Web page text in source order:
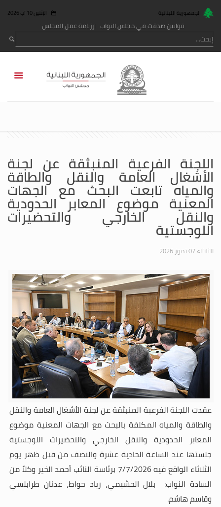
الجمهورية اللبنانية الإثنين 10 آب 2026
قوانين صدقت في مجلس النواب رزنامة عمل المجلس
اللجنة الفرعية المنبثقة عن لجنة
الأشغال العامة والنقل والطاقة
والمياه تابعت البحث مع الجهات
المعنية موضوع المعابر الحدودية
والنقل الخارجي والتحضيرات
اللوجستية
الثلاثاء 07 تموز 2026
عقدت اللجنة الفرعية المنبثقة عن لجنة الأشغال العامة والنقل
والطاقة والمياه المكلفة بالبحث مع الجهات المعنية موضوع
المعابر الحدودية والنقل الخارجي والتحضيرات اللوجستية
جلستها عند الساعة الحادية عشرة والنصف من قبل ظهر يوم
الثلاثاء الواقع فيه 7/7/2026
برئاسة النائب أحمد الخير وكلاً من
السادة النواب: بلال الحشيمي، زياد حواط، عدنان طرابلسي
وقاسم هاشم.